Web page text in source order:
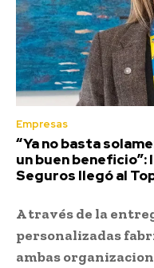
Empresas
“Ya no basta
un buen beneficio”:
Seguros llegó al
A través de la
personalizadas
ambas